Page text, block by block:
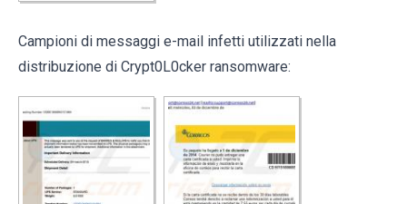
Campioni di messaggi e-mail infetti utilizzati nella
distribuzione di Crypt0L0cker ransomware: